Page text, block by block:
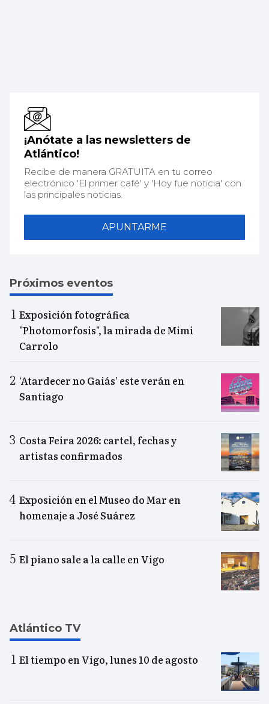
¡Anótate a las newsletters de
Atlántico!
Recibe de manera GRATUITA en tu correo
electrónico 'El primer café' y 'Hoy fue noticia' con
las principales noticias.
APUNTARME
Próximos eventos
Exposición fotográfica
"Photomorfosis", la mirada de Mimi
Carrolo
‘Atardecer no Gaiás’ este verán en
Santiago
Costa Feira 2026: cartel, fechas y
artistas confirmados
Exposición en el Museo do Mar en
homenaje a José Suárez
El piano sale a la calle en Vigo
Atlántico TV
El tiempo en Vigo, lunes 10 de agosto